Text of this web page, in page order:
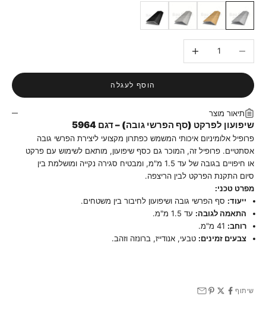
הוסף לעגלה
תיאור מוצר
שיפועון לפרקט (סף הפרשי גובה) – דגם 5964
פרופיל אלומיניום איכותי המשמש כפתרון מקצועי ליצירת הפרשי גובה
אסתטיים. פרופיל זה, המוכר גם כסף שיפועון, מותאם לשימוש עם פרקט
או חיפויים בגובה של עד 1.5 מ"מ, ומבטיח סגירה נקייה ומושלמת בין
סיום התקנת הפרקט לבין הריצפה.
מפרט טכני:
ייעוד: סף הפרשי גובה ושיפועון לחיבור בין משטחים.
התאמה לגובה: עד 1.5 מ"מ.
רוחב:
צבעים זמינים: טבעי, אנודייז, ברונזה וזהב.
שיתוף